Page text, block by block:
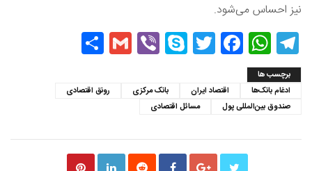
نیز احساس می‌شود.
Telegram
WhatsApp
Facebook
Twitter
Skype
Viber
Gmail
برچسب ها
ادغام بانک‌ها
اقتصاد ایران بانک مرکزی
رونق اقتصادی
صندوق بین‌المللی پول
مسائل اقتصادی